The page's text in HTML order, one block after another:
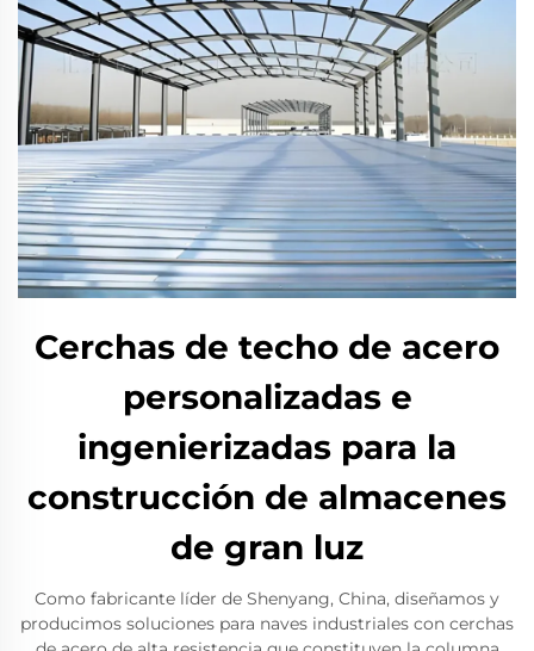
Cerchas de techo de acero
personalizadas e
ingenierizadas para la
construcción de almacenes
de gran luz
Como fabricante líder de Shenyang, China, diseñamos y
producimos soluciones para naves industriales con cerchas